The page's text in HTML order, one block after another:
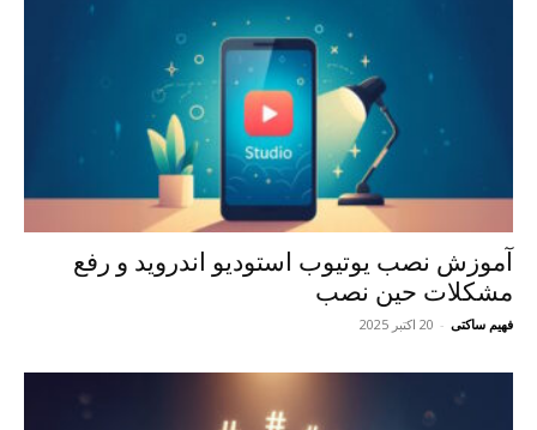
آموزش نصب یوتیوب استودیو اندروید و رفع
مشکلات حین نصب
فهیم ساکتی - 20 اکتبر 2025